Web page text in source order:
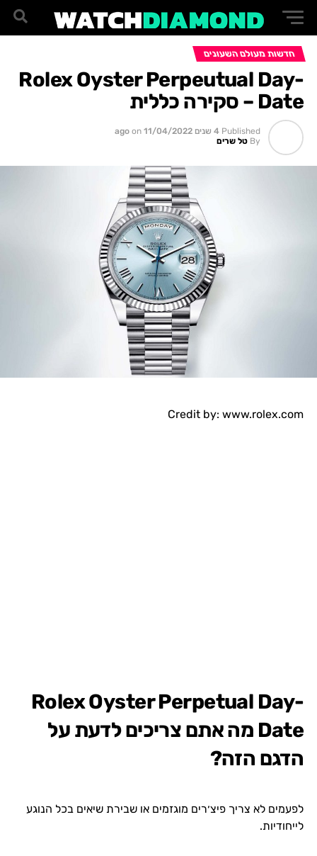
חדשות מעולם השעונים
Rolex Oyster Perpeutual Day-
Date – סקירה כללית
Published 4 שנים ago on 11/04/2022
By טל שרים
Credit by: www.rolex.com
Rolex Oyster Perpetual Day-
Date מה אתם צריכים לדעת על
הדגם הזה?
לפעמים לא צריך פיצ׳רים מוגזמים או שבירת שיאים בכל הנוגע
לייחודיות.